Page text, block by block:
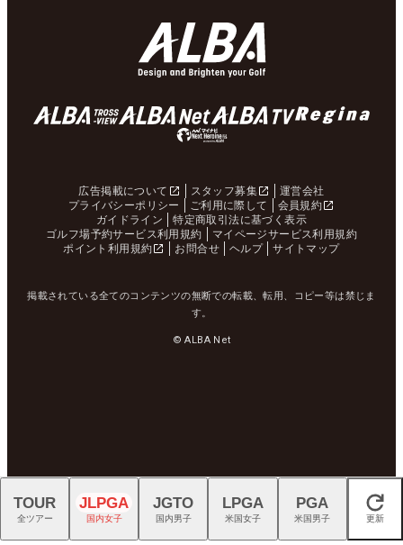
広告掲載について スタッフ募集
運営会社
プライバシーポリシー
ご利用に際して
会員規約
ガイドライン
特定商取引法に基づく表示
ゴルフ場予約サービス利用規約
マイページサービス利用規約
ポイント利用規約
お問合せ ヘルプ サイトマップ
掲載されている全てのコンテンツの無断での転載、転用、コピー等は禁じま
す。
© ALBA Net
閉じる
TOUR
全ツアー
JLPGA
国内女子
JGTO
国内男子
LPGA
米国女子
PGA
米国男子 更新